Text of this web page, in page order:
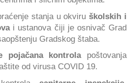
stanja u okviruškolskih i
i ustanova čiji je osnivač Grad
Gradskog štaba.
pojačana kontrola poštovanja
od virusa COVID 19.